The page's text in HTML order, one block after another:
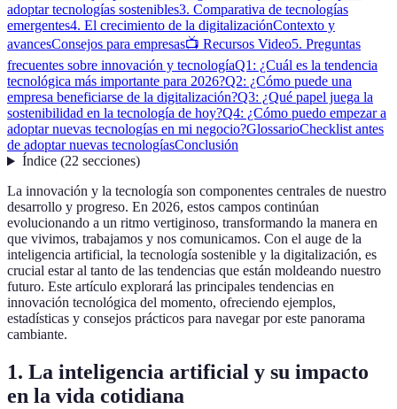
adoptar tecnologías sostenibles3. Comparativa de tecnologías
emergentes4. El crecimiento de la digitalizaciónContexto y
avancesConsejos para empresas📺 Recursos Video5. Preguntas
frecuentes sobre innovación y tecnologíaQ1: ¿Cuál es la tendencia
tecnológica más importante para 2026?Q2: ¿Cómo puede una
empresa beneficiarse de la digitalización?Q3: ¿Qué papel juega la
sostenibilidad en la tecnología de hoy?Q4: ¿Cómo puedo empezar a
adoptar nuevas tecnologías en mi negocio?GlossarioChecklist antes
de adoptar nuevas tecnologíasConclusión
Índice(22 secciones)
La innovación y la tecnología son componentes centrales de nuestro
desarrollo y progreso. En 2026, estos campos continúan
evolucionando a un ritmo vertiginoso, transformando la manera en
que vivimos, trabajamos y nos comunicamos. Con el auge de la
inteligencia artificial, la tecnología sostenible y la digitalización, es
crucial estar al tanto de las tendencias que están moldeando nuestro
futuro. Este artículo explorará las principales tendencias en
innovación tecnológica del momento, ofreciendo ejemplos,
estadísticas y consejos prácticos para navegar por este panorama
cambiante.
1. La inteligencia artificial y su impacto
en la vida cotidiana